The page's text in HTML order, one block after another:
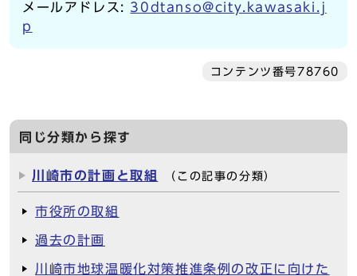
メールアドレス: 30dtanso@city.kawasaki.j
p
コンテンツ番号78760
同じ分類から探す
川崎市の計画と取組 （この記事の分類）
市役所の取組
過去の計画
川崎市地球温暖化対策推進条例の改正に向けた